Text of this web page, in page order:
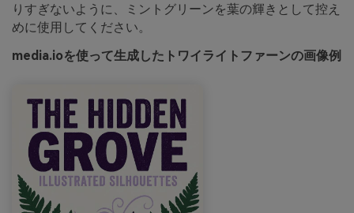
りすぎないように、ミントグリーンを葉の輝きとして控え
めに使用してください。
media.ioを使って生成したトワイライトファーンの画像例